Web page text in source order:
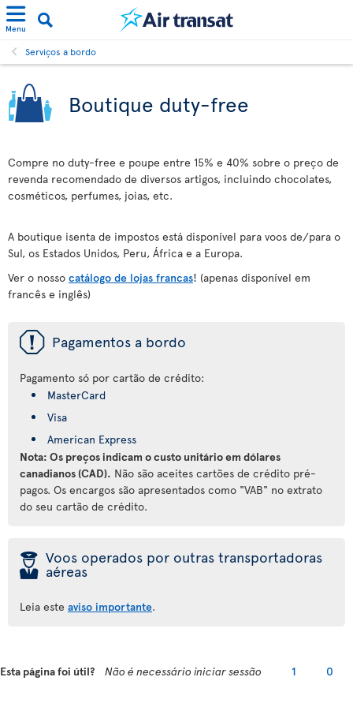
Menu
Serviços a bordo
Boutique duty-free
Compre no duty-free e poupe entre 15% e 40% sobre o preço de
revenda recomendado de diversos artigos, incluindo chocolates,
cosméticos, perfumes, joias, etc.
A boutique isenta de impostos está disponível para voos de/para o
Sul, os Estados Unidos, Peru, África e a Europa.
Ver o nosso catálogo de lojas francas! (apenas disponível em
francês e inglês)
ü Pagamentos a bordo
Pagamento só por cartão de crédito:
MasterCard
Visa
American Express
Nota: Os preços indicam o custo unitário em dólares
canadianos (CAD). Não são aceites cartões de crédito pré-
pagos. Os encargos são apresentados como "VAB" no extrato
do seu cartão de crédito.
þ Voos operados por outras transportadoras
aéreas
Leia este aviso importante.
Esta página foi útil? Não é necessário iniciar sessão 1 0